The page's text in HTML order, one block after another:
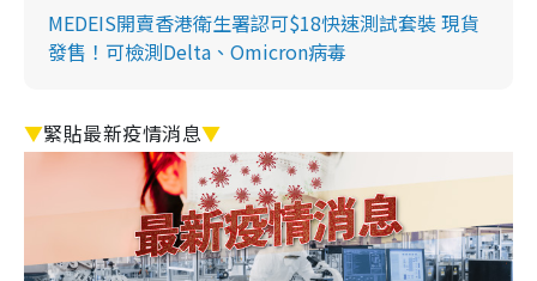
MEDEIS開賣香港衛生署認可$18快速測試套裝 現貨
發售！可檢測Delta、Omicron病毒
▼緊貼最新疫情消息▼